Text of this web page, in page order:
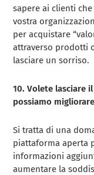
sapere ai clienti
vostra
per acquistare
attraverso prodotti
lasciare un sorriso.
10. Volete lasciare
possiamo
Si tratta di una
piattaforma aperta
informazioni
aumentare la